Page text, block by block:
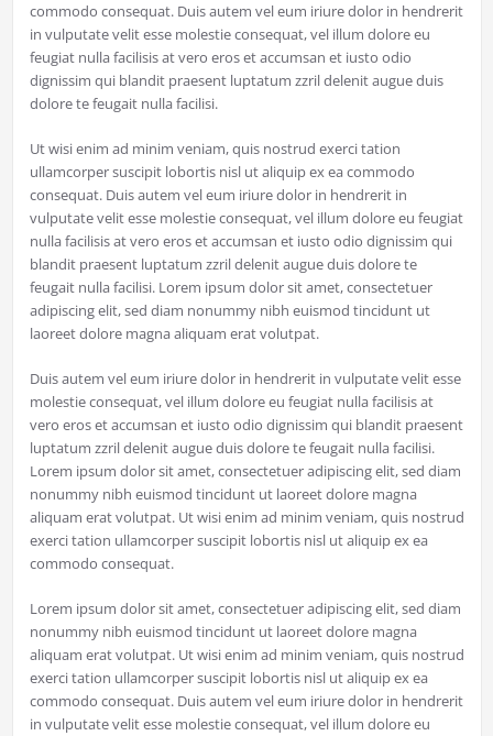
commodo consequat. Duis autem vel eum iriure dolor in hendrerit
in vulputate velit esse molestie consequat, vel illum dolore eu
feugiat nulla facilisis at vero eros et accumsan et iusto odio
dignissim qui blandit praesent luptatum zzril delenit augue duis
dolore te feugait nulla facilisi.
Ut wisi enim ad minim veniam, quis nostrud exerci tation
ullamcorper suscipit lobortis nisl ut aliquip ex ea commodo
consequat. Duis autem vel eum iriure dolor in hendrerit in
vulputate velit esse molestie consequat, vel illum dolore eu feugiat
nulla facilisis at vero eros et accumsan et iusto odio dignissim qui
blandit praesent luptatum zzril delenit augue duis dolore te
feugait nulla facilisi. Lorem ipsum dolor sit amet, consectetuer
adipiscing elit, sed diam nonummy nibh euismod tincidunt ut
laoreet dolore magna aliquam erat volutpat.
Duis autem vel eum iriure dolor in hendrerit in vulputate velit esse
molestie consequat, vel illum dolore eu feugiat nulla facilisis at
vero eros et accumsan et iusto odio dignissim qui blandit praesent
luptatum zzril delenit augue duis dolore te feugait nulla facilisi.
Lorem ipsum dolor sit amet, consectetuer adipiscing elit, sed diam
nonummy nibh euismod tincidunt ut laoreet dolore magna
aliquam erat volutpat. Ut wisi enim ad minim veniam, quis nostrud
exerci tation ullamcorper suscipit lobortis nisl ut aliquip ex ea
commodo consequat.
Lorem ipsum dolor sit amet, consectetuer adipiscing elit, sed diam
nonummy nibh euismod tincidunt ut laoreet dolore magna
aliquam erat volutpat. Ut wisi enim ad minim veniam, quis nostrud
exerci tation ullamcorper suscipit lobortis nisl ut aliquip ex ea
commodo consequat. Duis autem vel eum iriure dolor in hendrerit
in vulputate velit esse molestie consequat, vel illum dolore eu